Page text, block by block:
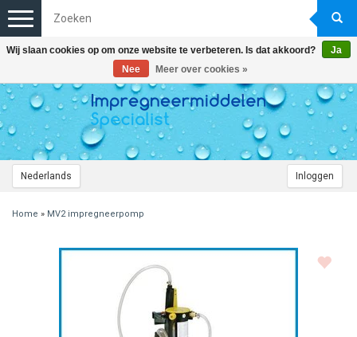
Nederlands Inloggen
Toggle
navigation
Home » MV2 impregneerpomp
Wij slaan cookies op om onze website te verbeteren. Is dat akkoord?
Ja
Nee
Meer over cookies »